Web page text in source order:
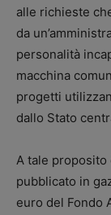
alle richieste
da
personalità
macchina
progetti
dallo Stato
A tale proposito
pubblicato in
euro del Fondo